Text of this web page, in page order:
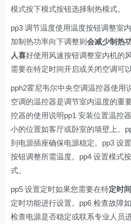
模式按下模式按钮选择制热模式。
pp3 调节温度使用温度按钮调整室
加制热功率向下调整则会减少制热
人喜好使用风速按钮调整室内机的
需要在特定时间开启或关闭空调可
pph2霍尼韦尔中央空调温控器使用
空调的温控器是调节室内温度的重
控器的使用说明pp1 安装位置温控
小的位置如客厅或卧室的墙壁上。
到电源插座确保电源稳定。pp3 设
按钮调整所需温度。pp4 设置模式
式。
pp5 设置定时如果您需要在特定时
定时功能进行设置。pp6 检查故障
检查电源是否稳定或联系专业人员